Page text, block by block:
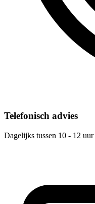
Telefonisch advies
Dagelijks tussen 10 - 12 uur